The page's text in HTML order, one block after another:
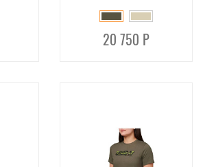
20 750 Р